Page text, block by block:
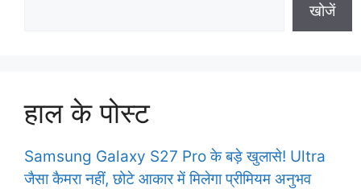
खोजें
हाल के पोस्ट
Samsung Galaxy S27 Pro के बड़े खुलासे! Ultra
जैसा कैमरा नहीं, छोटे आकार में मिलेगा प्रीमियम अनुभव